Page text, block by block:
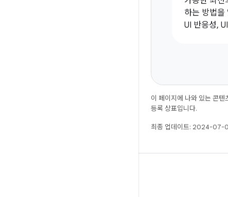
하는 방법을
UI 반응성,
이 페이지에 나와 있는 콘텐
등록 상표입니다.
최종 업데이트: 2024-07-